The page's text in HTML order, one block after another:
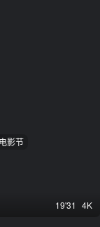
影节
19'31 4K